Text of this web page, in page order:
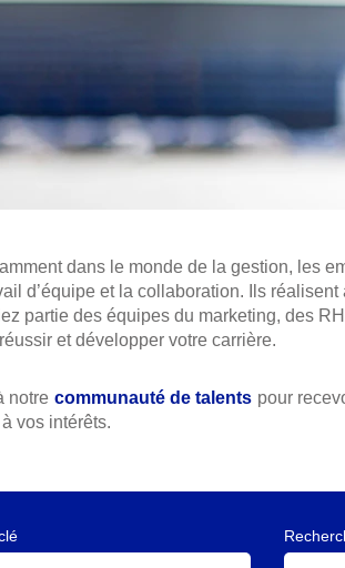
dans le monde de la gestion, les
d’équipe et la collaboration. Ils
partie des équipes du marketing, des
et développer votre carrière.
notre communauté de talents pour
vos intérêts.